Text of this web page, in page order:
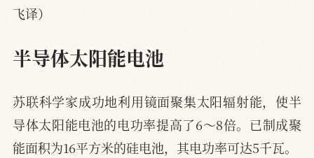
飞译）
半导体太阳能电池
苏联科学家成功地利用镜面聚集太阳辐射能，使半
导体太阳能电池的电功率提高了6～8倍。已制成聚
能面积为16平方米的硅电池，其电功率可达5千瓦。